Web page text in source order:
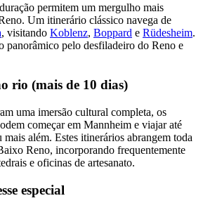
permitem um mergulho mais
Um itinerário clássico navega de
, visitando Koblenz, Boppard e Rüdesheim.
panorâmico pelo desfiladeiro do Reno e
rio (mais de 10 dias)
uma imersão cultural completa, os
começar em Mannheim e viajar até
mais além. Estes itinerários abrangem toda
Reno, incorporando frequentemente
e oficinas de artesanato.
especial